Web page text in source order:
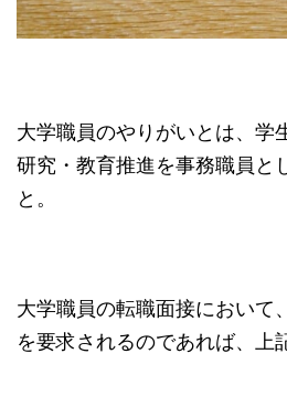
大学職員のやりがいとは、学
研究・教育推進を事務職員と
と。
大学職員の転職面接において
を要求されるのであれば、上